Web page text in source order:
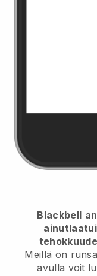
Blackbell
Meillä on
avulla voit